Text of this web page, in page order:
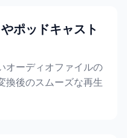
ポッドキャスト
オーディオファイルの
換後のスムーズな再生